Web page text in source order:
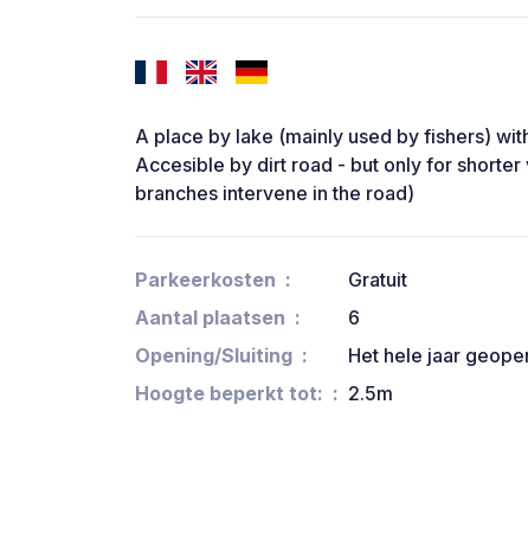
A place by lake (mainly used by fishers)
Accesible by dirt road - but only for
branches intervene in the road)
Parkeerkosten
Gratuit
Aantal plaatsen
6
Opening/Sluiting
Het hele jaar
Hoogte beperkt tot:
2.5m